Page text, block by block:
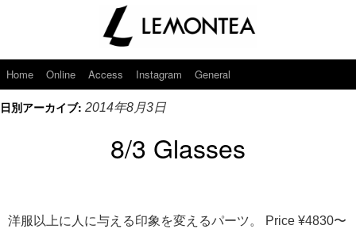
Home Online Access Instagram General
日別アーカイブ: 2014年8月3日
8/3 Glasses
洋服以上に人に与える印象を変えるパーツ。 Price ¥4830〜